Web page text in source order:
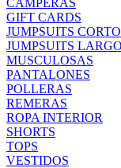
CAMPERAS
GIFT CARDS
JUMPSUITS
JUMPSUITS
MUSCULOSAS
PANTALONES
POLLERAS
REMERAS
ROPA INTERIOR
SHORTS
TOPS
VESTIDOS